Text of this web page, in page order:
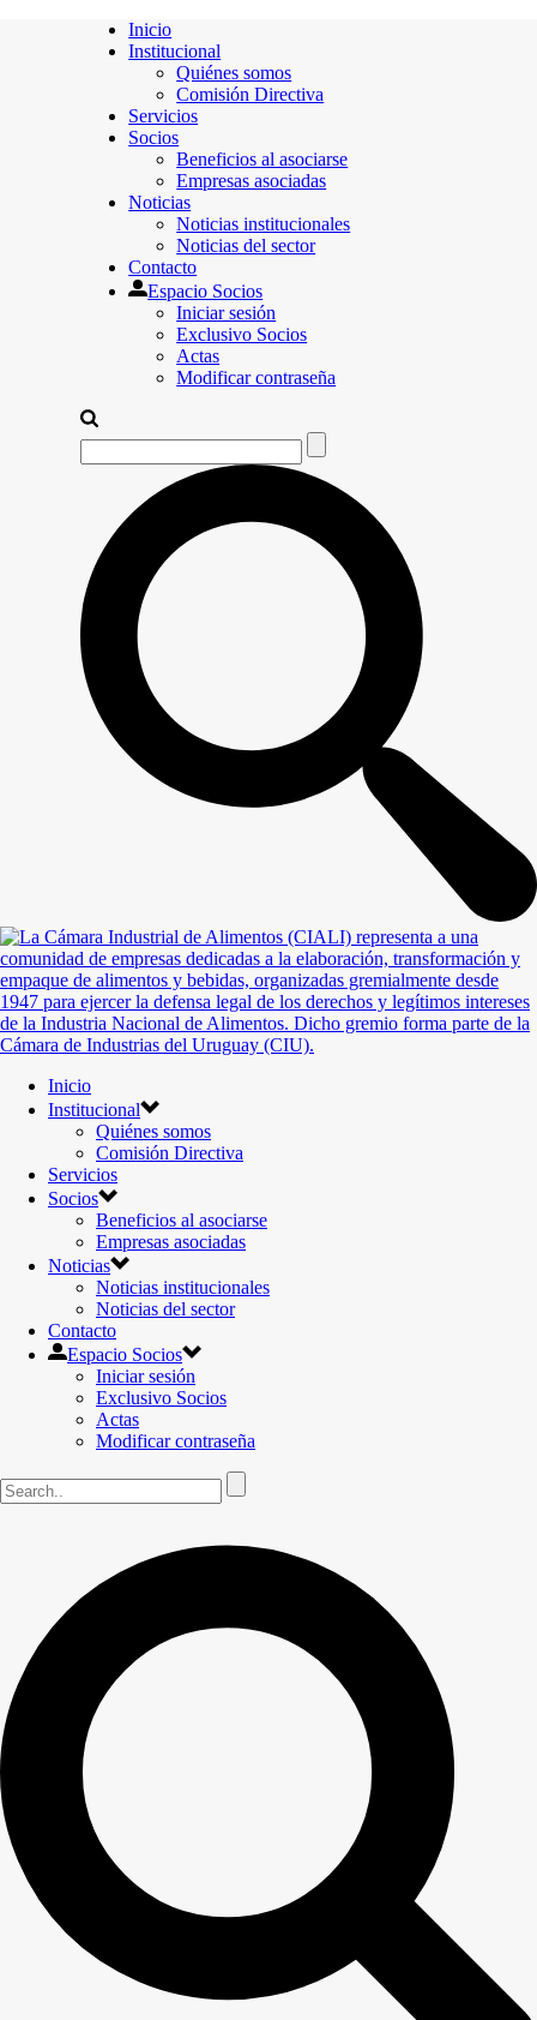
Inicio
Institucional
Quiénes somos
Comisión Directiva
Servicios
Socios
Beneficios al asociarse
Empresas asociadas
Noticias
Noticias institucionales
Noticias del sector
Contacto
Espacio Socios
Iniciar sesión
Exclusivo Socios
Actas
Modificar contraseña
Inicio
Institucional
Quiénes somos
Comisión Directiva
Servicios
Socios
Beneficios al asociarse
Empresas asociadas
Noticias
Noticias institucionales
Noticias del sector
Contacto
Espacio Socios
Iniciar sesión
Exclusivo Socios
Actas
Modificar contraseña